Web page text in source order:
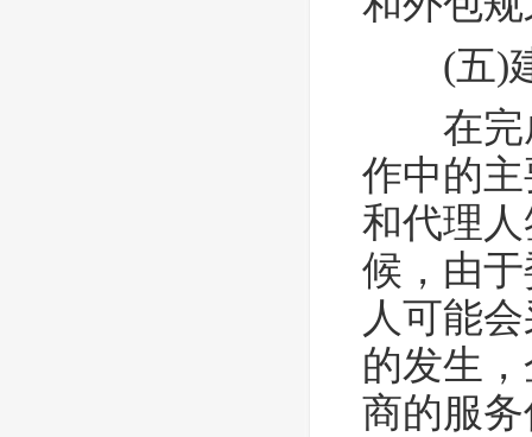
(五)
在完成
作中的
和代理
候，由
人可能
的发生
商的服